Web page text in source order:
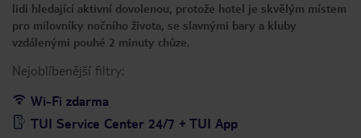
lidi hledající aktivní dovolenou, protože hotel je skvělým místem
pro milovníky nočního života, se slavnými bary a kluby
vzdálenými pouhé 2 minuty chůze.
Nejoblíbenější filtry:
Wi-Fi zdarma
TUI Service Center 24/7 + TUI App